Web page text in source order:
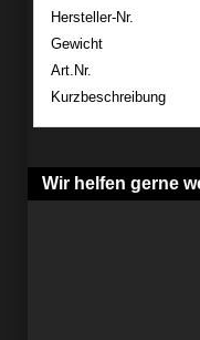
Hersteller-Nr.
Gewicht
Art.Nr.
Kurzbeschreibung
Wir helfen gerne